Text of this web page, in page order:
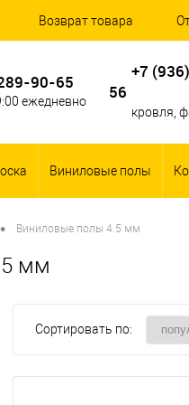
Возврат товара
90-65
ежедневно
+7
56
кровля,
Виниловые полы
• Виниловые полы 4.5 мм
мм
Сортировать по: